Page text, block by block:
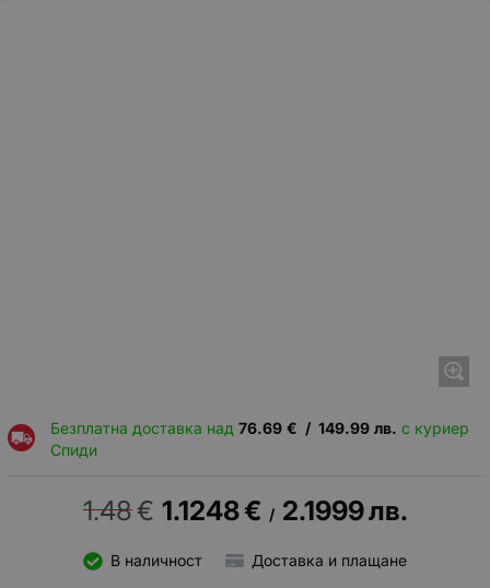
Безплатна доставка над 76.69 € / 149.99 лв. с куриер
Спиди
1.48€ 1.1248€ / 2.1999лв.
В наличност Доставка и плащане